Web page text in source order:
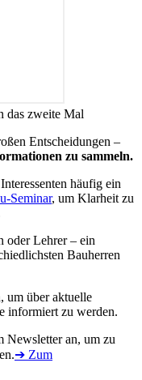
das zweite Mal
Entscheidungen –
zu sammeln.
häufig ein
Seminar, um Klarheit zu
oder Lehrer – ein
Bauherren
um über aktuelle
informiert zu werden.
Newsletter an, um zu
➔ Zum